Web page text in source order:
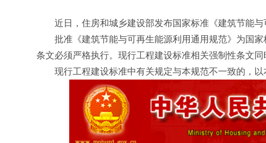
近日，住房和城乡建设部发布国家标准《建筑节能与
批准《建筑节能与可再生能源利用通用规范》为国家
条文必须严格执行。现行工程建设标准相关强制性条文同
现行工程建设标准中有关规定与本规范不一致的，以